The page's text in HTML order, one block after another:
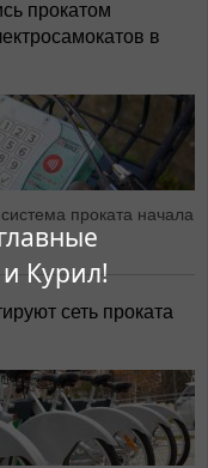
Курил!
прокатом
в
проката начала
сеть проката